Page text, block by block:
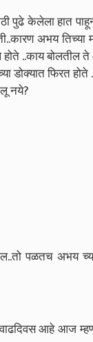
पुढे केलेला हात
अभय तिच्या
होते ..काय
डोक्यात फिरत
नये?
पळतच अभय
वाढदिवस आहे आज